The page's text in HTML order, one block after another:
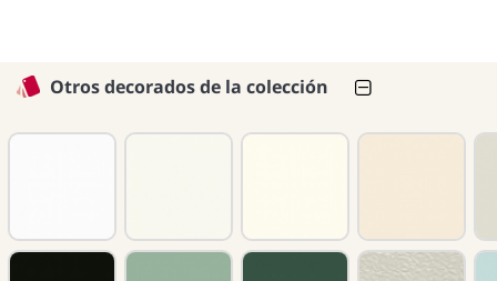
Otros decorados de la colección